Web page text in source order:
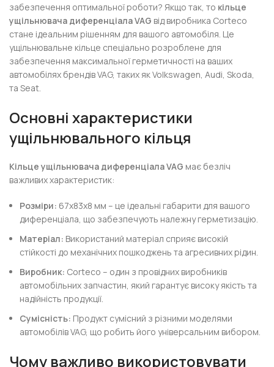
забезпечення оптимальної роботи? Якщо так, то кільце
ущільнювача диференціала VAG від виробника Corteco
стане ідеальним рішенням для вашого автомобіля. Це
ущільнювальне кільце спеціально розроблене для
забезпечення максимальної герметичності на ваших
автомобілях брендів VAG, таких як Volkswagen, Audi, Skoda,
та Seat.
Основні характеристики
ущільнювального кільця
Кільце ущільнювача диференціала VAG має безліч
важливих характеристик:
Розміри: 67x83x8 мм – це ідеальні габарити для вашого
диференціала, що забезпечують належну герметизацію.
Матеріал: Використаний матеріал сприяє високій
стійкості до механічних пошкоджень та агресивних рідин.
Виробник: Corteco – один з провідних виробників
автомобільних запчастин, який гарантує високу якість та
надійність продукції.
Сумісність: Продукт сумісний з різними моделями
автомобілів VAG, що робить його універсальним вибором.
Чому важливо використовувати